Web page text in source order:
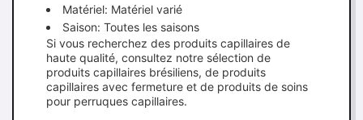
Matériel: Matériel varié
Saison: Toutes les saisons
Si vous recherchez des produits capillaires de
haute qualité, consultez notre sélection de
produits capillaires brésiliens, de produits
capillaires avec fermeture et de produits de soins
pour perruques capillaires.